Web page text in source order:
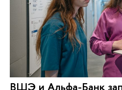
ВШЭ и Альфа-Банк